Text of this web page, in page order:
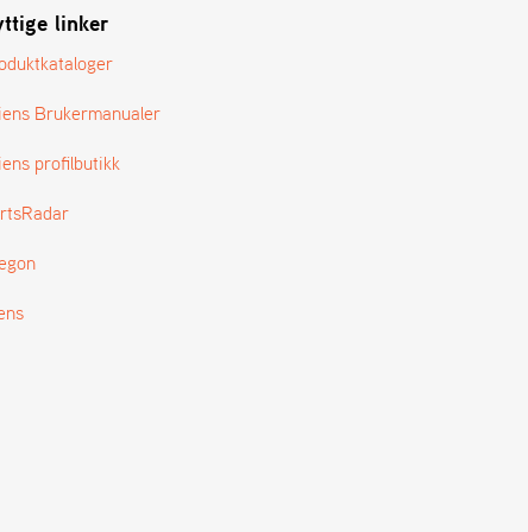
linker
Brukermanualer
profilbutikk